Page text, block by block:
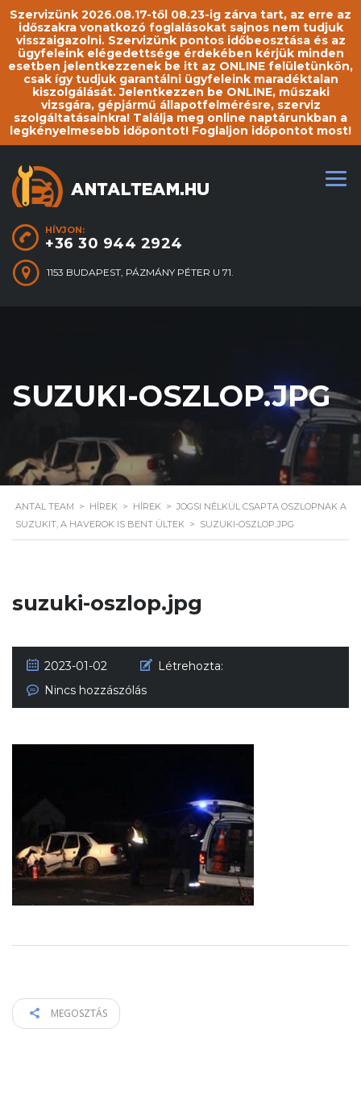
Szervizünk 2026.08.17-től 08.23-ig zárva tart, az erre az
időszakra vonatkozó foglalásokat sajnos nem tudjuk
visszaigazolni. Szervizünk pontos időbeosztása és az
ügyfeleink elégedettsége érdekében kérjük minden
esetben jelentkezzenek be itt az ONLINE felületünkön,
csak így tudjuk garantálni ügyfeleink maradéktalan
kiszolgálását. Jelentkezzen be ONLINE, műszaki
vizsgára, gépjármű állapotfelmérésre, szerviz
szolgáltatásainkra! Találja meg online naptárunkban a
legkényelmesebb időpontot! Foglaljon időpontot most!
HÍVJON:
+36 30 944 2924
1153 BUDAPEST, PÁZMÁNY PÉTER U 71.
SUZUKI-OSZLOP.JPG
ANTAL TEAM > HÍREK > HÍREK > JOGSI NÉLKÜL CSAPTA OSZLOPNAK A
SUZUKIT, A HAVEROK IS BENT ÜLTEK > SUZUKI-OSZLOP.JPG
suzuki-oszlop.jpg
2023-01-02
Létrehozta:
Nincs hozzászólás
MEGOSZTÁS